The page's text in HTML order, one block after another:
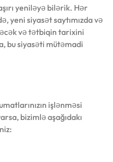
yeniləyə bilərik. Hər
yeni siyasət saytımızda və
və tətbiqin tarixini
bu siyasəti mütəmadi
işlənməsi
bizimlə aşağıdakı